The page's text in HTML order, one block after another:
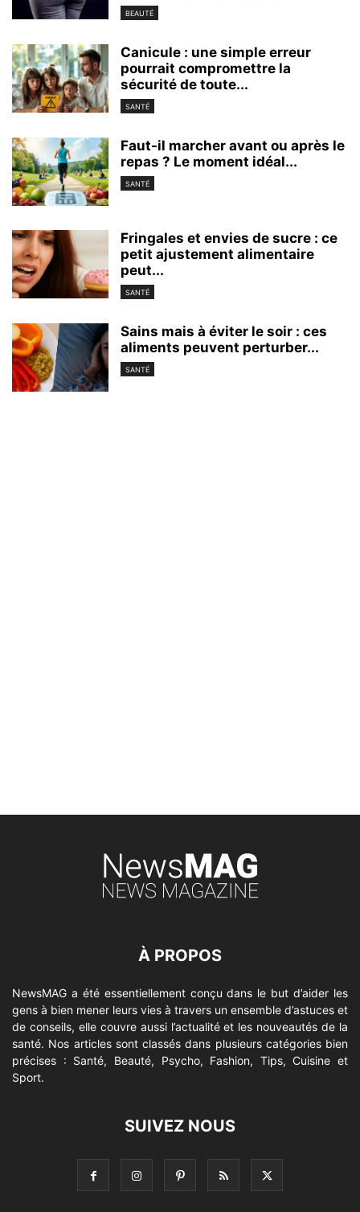
BEAUTÉ
Canicule : une simple erreur
pourrait compromettre la
sécurité de toute...
SANTÉ
Faut-il marcher avant ou après le
repas ? Le moment idéal...
SANTÉ
Fringales et envies de sucre : ce
petit ajustement alimentaire
peut...
SANTÉ
Sains mais à éviter le soir : ces
aliments peuvent perturber...
SANTÉ
À PROPOS
NewsMAG a été essentiellement conçu dans le but d’aider les
gens à bien mener leurs vies à travers un ensemble d’astuces et
de conseils, elle couvre aussi l’actualité et les nouveautés de la
santé. Nos articles sont classés dans plusieurs catégories bien
précises : Santé, Beauté, Psycho, Fashion, Tips, Cuisine et
Sport.
SUIVEZ NOUS